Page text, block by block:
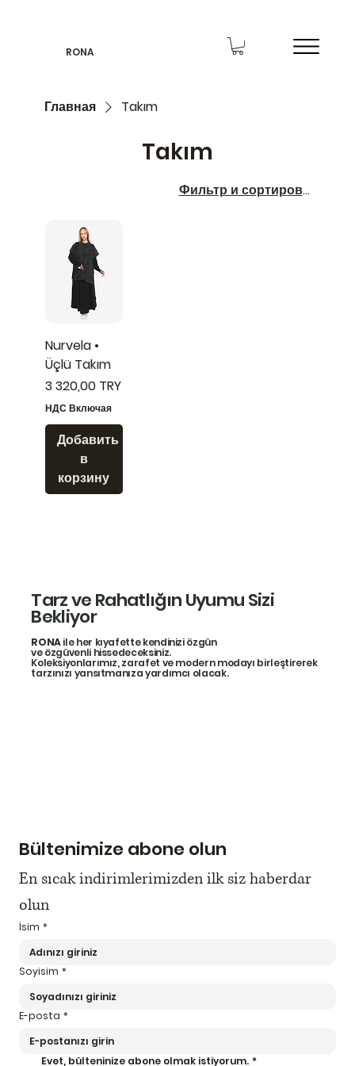
RONA
Главная Takım
Takım
Фильтр и сортировка
Nurvela •
Üçlü Takım
Цена
3 320,00 TRY
НДС Включая
Добавить
в
корзину
Tarz ve Rahatlığın Uyumu Sizi
Bekliyor
RONAile her kıyafette kendinizi özgün
ve özgüvenli hissedeceksiniz.
Koleksiyonlarımız, zarafet ve modern modayı birleştirerek
tarzınızı yansıtmanıza yardımcı olacak.
Bültenimize abone olun
En sıcak indirimlerimizden ilk siz haberdar
olun
İsim *
Soyisim *
E-posta *
Evet, bülteninize abone olmak istiyorum. *